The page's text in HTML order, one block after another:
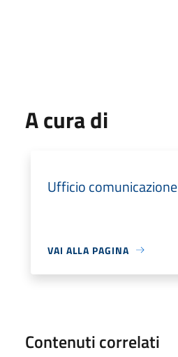
A cura di
Ufficio comunicazione
VAI ALLA PAGINA
Contenuti correlati